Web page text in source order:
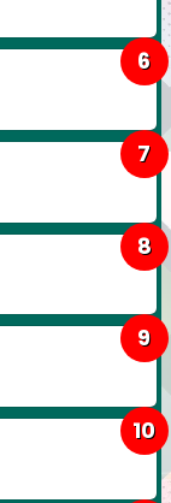
6
7
8
9
10